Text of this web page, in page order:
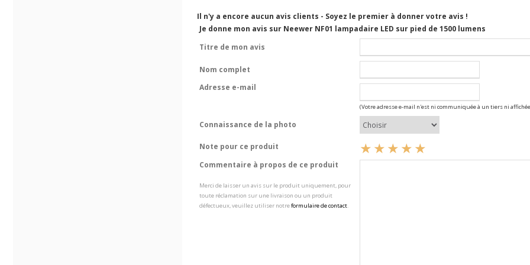
Il n'y a encore aucun avis clients - Soyez le premier à donner votre avis !
Je donne mon avis sur Neewer NF01 lampadaire LED sur pied de 1500 lumens
Titre de mon avis
Nom complet
Adresse e-mail
(Votre adresse e-mail n'est ni communiquée à un tiers ni
Connaissance de la photo
Note pour ce produit
Commentaire à propos de ce produit
Merci de laisser un avis sur le produit uniquement, pour
toute réclamation sur une livraison ou un produit
défectueux, veuillez utiliser notreformulaire de contact.